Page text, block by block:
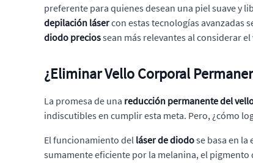
preferente para quienes desean una piel suave y
depilación lásercon estas tecnologías avanzadas
diodo preciossean más relevantes al considerar
¿Eliminar Vello Corporal
La promesa de una reducción permanente del
indiscutibles en cumplir esta meta. Pero, ¿cómo
El funcionamiento del láser de diodose basa en
sumamente eficiente por la melanina, el